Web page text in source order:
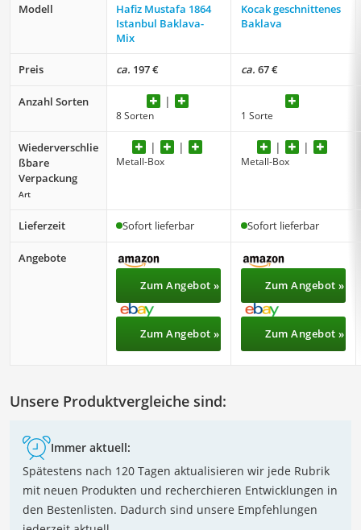
Modell
Hafiz Mustafa 1864
Istanbul Baklava-
Mix
Kocak geschnittenes
Baklava
Preis ca. 197 € ca. 67 €
Anzahl Sorten
8 Sorten 1 Sorte
Wiederverschlie
ßbare
Verpackung
Art
Metall-Box Metall-Box
Lieferzeit Sofort lieferbar Sofort lieferbar
Angebote
Zum Angebot »
Zum Angebot »
Zum Angebot »
Zum Angebot »
Unsere Produktvergleiche sind:
Immer aktuell:
Spätestens nach 120 Tagen aktualisieren wir jede Rubrik
mit neuen Produkten und recherchieren Entwicklungen in
den Bestenlisten. Dadurch sind unsere Empfehlungen